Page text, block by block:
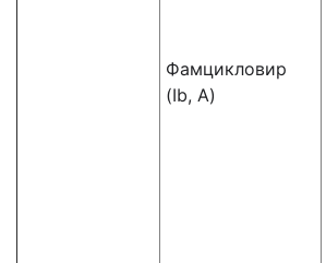
Фамцикловир
(Ib, A)